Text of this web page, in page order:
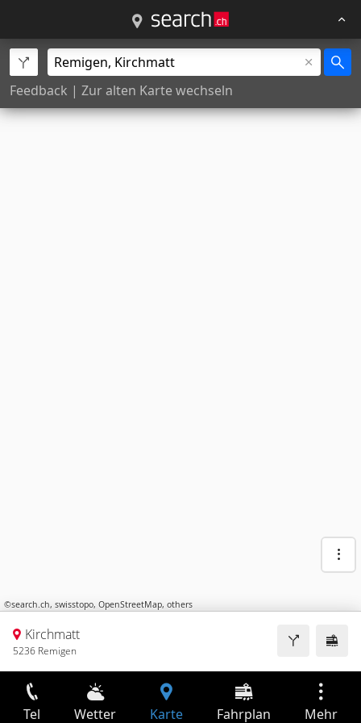
Feedback | Zur alten Karte wechseln
©search.ch, swisstopo, OpenStreetMap, others
Kirchmatt
5236 Remigen
Tel Wetter Karte Fahrplan Mehr